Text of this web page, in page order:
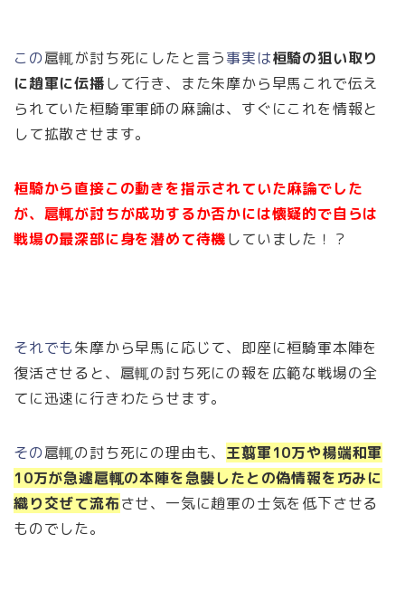
この扈輒が討ち死にしたと言う事実は桓騎の狙い取り
に趙軍に伝播して行き、また朱摩から早馬これで伝え
られていた桓騎軍軍師の麻論は、すぐにこれを情報と
して拡散させます。
桓騎から直接この動きを指示されていた麻論でした
が、扈輒が討ちが成功するか否かには懐疑的で自らは
戦場の最深部に身を潜めて待機していました！？
それでも朱摩から早馬に応じて、即座に桓騎軍本陣を
復活させると、扈輒の討ち死にの報を広範な戦場の全
てに迅速に行きわたらせます。
その扈輒の討ち死にの理由も、 王翦軍10万や楊端和軍
10万が急遽扈輒の本陣を急襲したとの偽情報を巧みに
織り交ぜて流布させ、一気に趙軍の士気を低下させる
ものでした。